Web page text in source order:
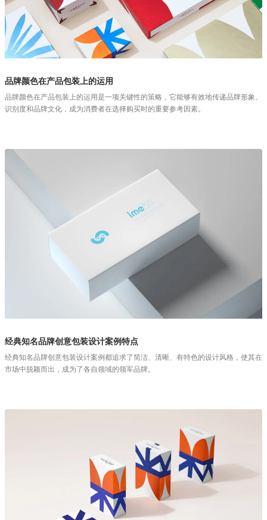
品牌颜色在产品包装上的运用
品牌颜色在产品包装上的运用是一项关键性的策略，它能够有效地传递品牌形象、
识别度和品牌文化，成为消费者在选择购买时的重要参考因素。
经典知名品牌创意包装设计案例特点
经典知名品牌创意包装设计案例都追求了简洁、清晰、有特色的设计风格，使其在
市场中脱颖而出，成为了各自领域的领军品牌。